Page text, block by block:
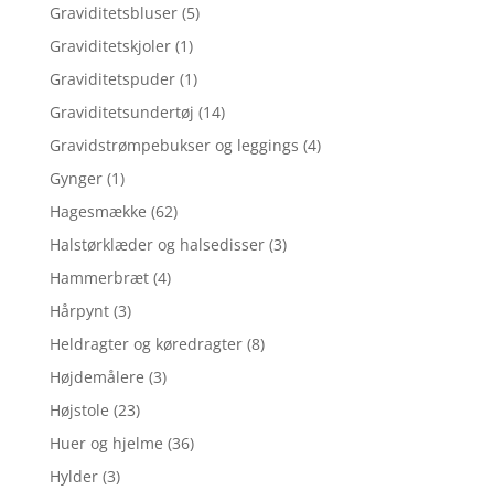
Graviditetsbluser (5)
Graviditetskjoler (1)
Graviditetspuder (1)
Graviditetsundertøj (14)
Gravidstrømpebukser og leggings (4)
Gynger (1)
Hagesmække (62)
Halstørklæder og halsedisser (3)
Hammerbræt (4)
Hårpynt (3)
Heldragter og køredragter (8)
Højdemålere (3)
Højstole (23)
Huer og hjelme (36)
Hylder (3)